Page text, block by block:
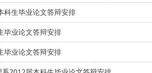
科生毕业论文答辩安排
毕业论文答辩安排
毕业论文答辩安排